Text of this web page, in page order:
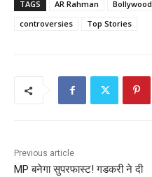
TAGS AR Rahman Bollywood
controversies
Top Stories
Previous article
MP बनेगा सुपरफास्ट! गडकरी ने दी